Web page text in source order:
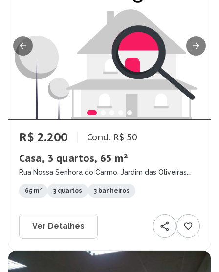
R$ 2.200 Cond: R$ 50
Casa, 3 quartos, 65 m²
Rua Nossa Senhora do Carmo, Jardim das Oliveiras,
65 m² 3 quartos 3 banheiros
Ver Detalhes